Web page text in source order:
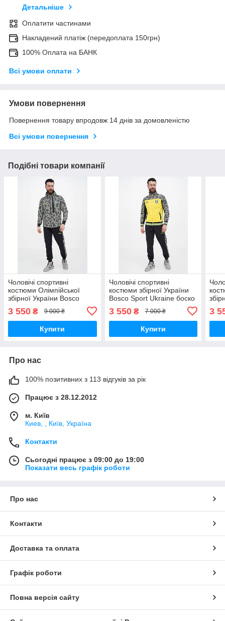
Детальніше
Оплатити частинами
Накладений платіж (передоплата 150грн)
100% Оплата на БАНК
Всі умови оплати
Умови повернення
Повернення товару впродовж 14 днів за домовленістю
Всі умови повернення
Подібні товари компанії
Чоловічі спортивні
костюми Олімпійської
збірної України Bosco
Sport Ukraine боско спорт
Україна s класік
3 550 ₴ 9 000 ₴
Купити
Чоловічі спортивні
костюми збірної України
Bosco Sport Ukraine боско
жовті/yellow
3 550₴ 7 000 ₴
Купити
3
Про нас
100% позитивних з 113 відгуків за рік
Працює з 28.12.2012
м. Київ
Киев, , Київ, Україна
Контакти
Сьогодні працює з 09:00 до 19:00
Показати весь графік роботи
Про нас
Контакти
Доставка та оплата
Графік роботи
Повна версія сайту